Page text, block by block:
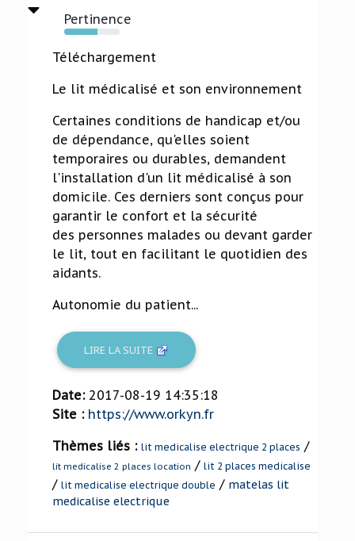
Pertinence
60%
Téléchargement
Le lit médicalisé et son environnement
Certaines conditions de handicap et/ou
de dépendance, qu'elles soient
temporaires ou durables, demandent
l'installation d'un lit médicalisé à son
domicile. Ces derniers sont conçus pour
garantir le confort et la sécurité
des personnes malades ou devant garder
le lit, tout en facilitant le quotidien des
aidants.
Autonomie du patient...
LIRE LA SUITE
Date: 2017-08-19 14:35:18
Site : https://www.orkyn.fr
Thèmes liés : lit medicalise electrique 2 places /
lit medicalise 2 places location / lit 2 places medicalise
/ lit medicalise electrique double / matelas lit
medicalise electrique